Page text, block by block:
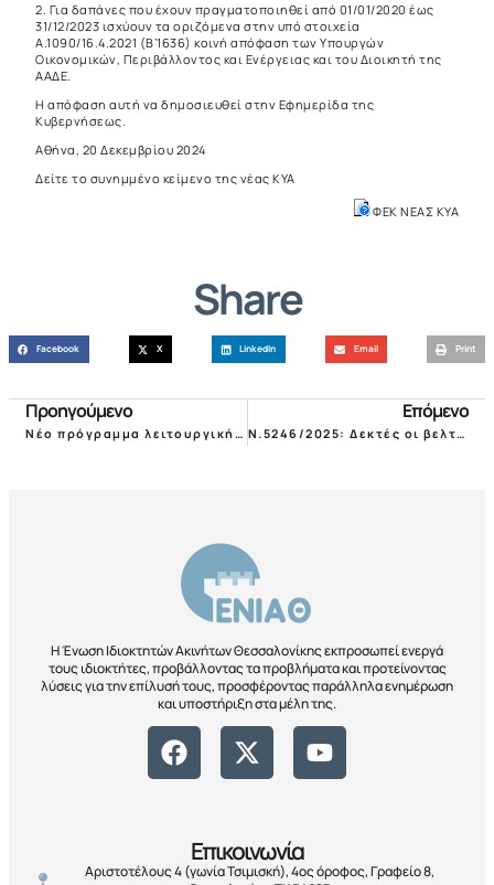
2. Για δαπάνες που έχουν πραγματοποιηθεί από 01/01/2020 έως
31/12/2023 ισχύουν τα οριζόμενα στην υπό στοιχεία
Α.1090/16.4.2021 (Β’1636) κοινή απόφαση των Υπουργών
Οικονομικών, Περιβάλλοντος και Ενέργειας και του Διοικητή της
ΑΑΔΕ.
Η απόφαση αυτή να δημοσιευθεί στην Εφημερίδα της
Κυβερνήσεως.
Αθήνα, 20 Δεκεμβρίου 2024
Δείτε το συνημμένο κείμενο της νέας ΚΥΑ
ΦΕΚ ΝΕΑΣ ΚΥΑ
Share
Facebook X LinkedIn Email Print
Προηγούμενο
Νέο πρόγραμμα λειτουργικής & ενεργειακής αναβάθμισης κατοικιών εν όψει!
Επόμενο
Ν.5246/2025: Δεκτές οι βελτιωτικές προτάσεις της ΠΟΜΙΔΑ για τη φοροαπαλλαγή μισθωμάτων κατοικιών
Η Ένωση Ιδιοκτητών Ακινήτων Θεσσαλονίκης εκπροσωπεί ενεργά
τους ιδιοκτήτες, προβάλλοντας τα προβλήματα και προτείνοντας
λύσεις για την επίλυσή τους, προσφέροντας παράλληλα ενημέρωση
και υποστήριξη στα μέλη της.
Επικοινωνία
Αριστοτέλους 4 (γωνία Τσιμισκή), 4ος όροφος, Γραφείο 8,